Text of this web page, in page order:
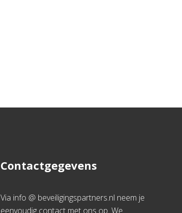
Contactgegevens
Via info @ beveiligingspartners.nl neem je
eenvoudig contact met ons op. We